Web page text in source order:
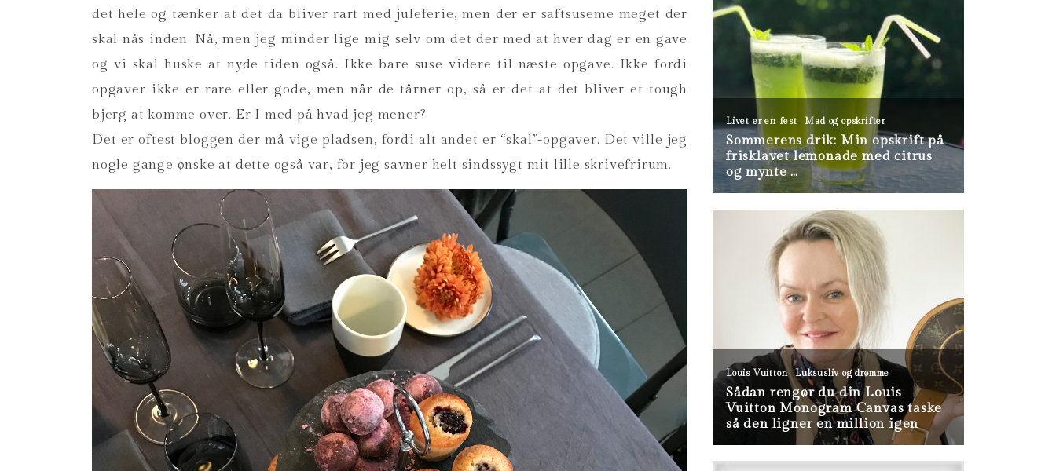
det hele og tænker at det da bliver rart med juleferie, men der er saftsuseme meget der
skal nås inden. Nå, men jeg minder lige mig selv om det der med at hver dag er en gave
og vi skal huske at nyde tiden også. Ikke bare suse videre til næste opgave. Ikke fordi
opgaver ikke er rare eller gode, men når de tårner op, så er det at det bliver et tough
bjerg at komme over. Er I med på hvad jeg mener?
Det er oftest bloggen der må vige pladsen, fordi alt andet er “skal”-opgaver. Det ville jeg
nogle gange ønske at dette også var, for jeg savner helt sindssygt mit lille skrivefrirum.